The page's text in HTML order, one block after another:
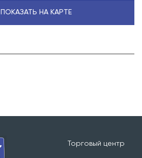
ПОКАЗАТЬ НА КАРТЕ
Торговый центр